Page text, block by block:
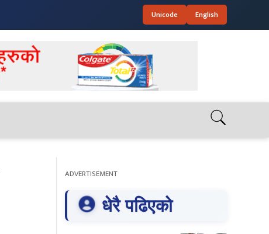
Unicode English
ADVERTISEMENT
धेरै पढिएको